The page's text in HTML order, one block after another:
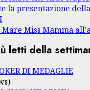
la presentazione
Mare Miss Mamma
letti della
DI MEDAGLIE